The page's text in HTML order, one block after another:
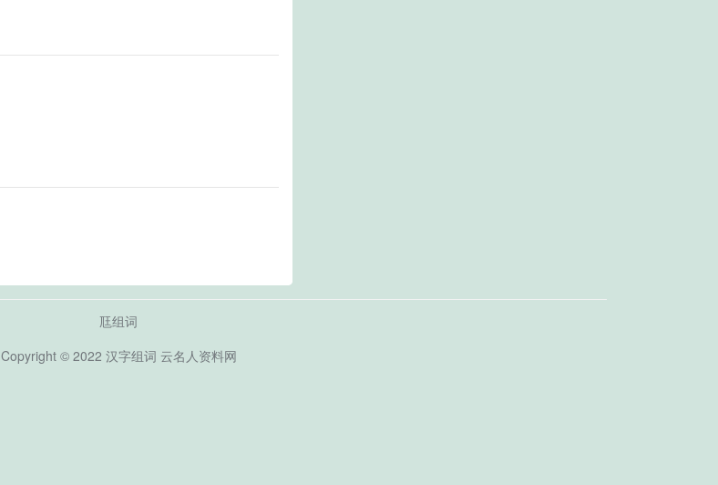
尫组词
Copyright © 2022 汉字组词 云名人资料网